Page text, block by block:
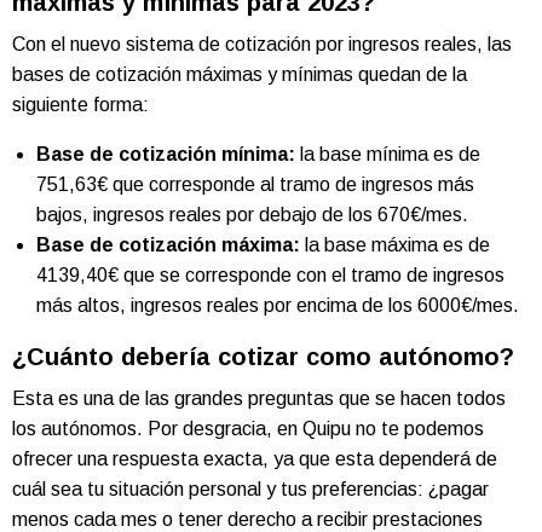
Con el nuevo sistema de cotización por ingresos reales, las
bases de cotización máximas y mínimas quedan de la
siguiente forma:
Base de cotización mínima: la base mínima es de
751,63€ que corresponde al tramo de ingresos más
bajos, ingresos reales por debajo de los 670€/mes.
Base de cotización máxima: la base máxima es de
4139,40€ que se corresponde con el tramo de ingresos
más altos, ingresos reales por encima de los 6000€/mes.
¿Cuánto debería cotizar como autónomo?
Esta es una de las grandes preguntas que se hacen todos
los autónomos. Por desgracia, en Quipu no te podemos
ofrecer una respuesta exacta, ya que esta dependerá de
cuál sea tu situación personal y tus preferencias: ¿pagar
menos cada mes o tener derecho a recibir prestaciones